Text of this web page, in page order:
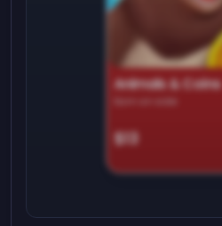
Animals & Coins
Earn on side
$13